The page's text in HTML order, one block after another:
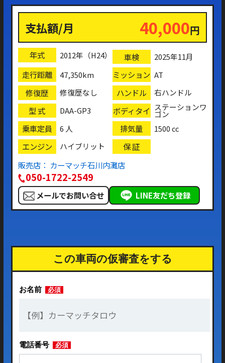
支払額/月 40,000円
年式 2012年（H24） 車検 2025年11月
走行距離 47,350km ミッション AT
修復歴 修復歴なし ハンドル 右ハンドル
型 式 DAA-GP3
ボディタイ
プ
ステーションワ
ゴン
乗車定員 6 人 排気量 1500 cc
エンジン ハイブリット
保 証
販売店： カーマッチ石川内灘店
050-1722-2549
メールでお問い合せ LINE友だち登録
この車両の仮審査をする
お名前 必須
電話番号 必須